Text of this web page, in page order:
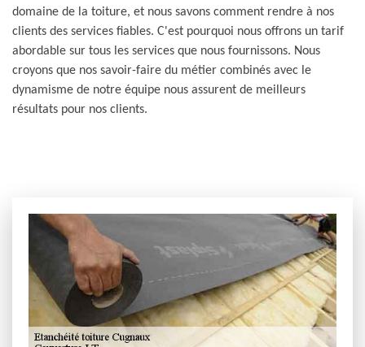
domaine de la toiture, et nous savons comment rendre à nos
clients des services fiables. C'est pourquoi nous offrons un tarif
abordable sur tous les services que nous fournissons. Nous
croyons que nos savoir-faire du métier combinés avec le
dynamisme de notre équipe nous assurent de meilleurs
résultats pour nos clients.